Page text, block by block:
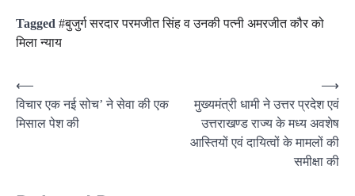
Tagged #बुजुर्ग सरदार परमजीत सिंह व उनकी पत्नी अमरजीत कौर को
मिला न्याय
Post
navigation
⟵
विचार एक नई सोच’ ने सेवा की एक
मिसाल पेश की
मुख्यमंत्री धामी ने उत्तर प्रदेश एवं
उत्तराखण्ड राज्य के मध्य अवशेष
आस्तियों एवं दायित्वों के मामलों की
समीक्षा की
⟶